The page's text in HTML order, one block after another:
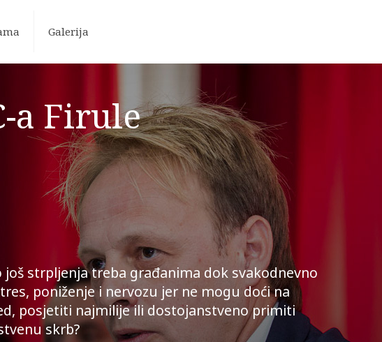
Galerija
a Firule
još strpljenja treba građanima dok svakodnevno
poniženje i nervozu jer ne mogu doći na
posjetiti najmilije ili dostojanstveno primiti
skrb?